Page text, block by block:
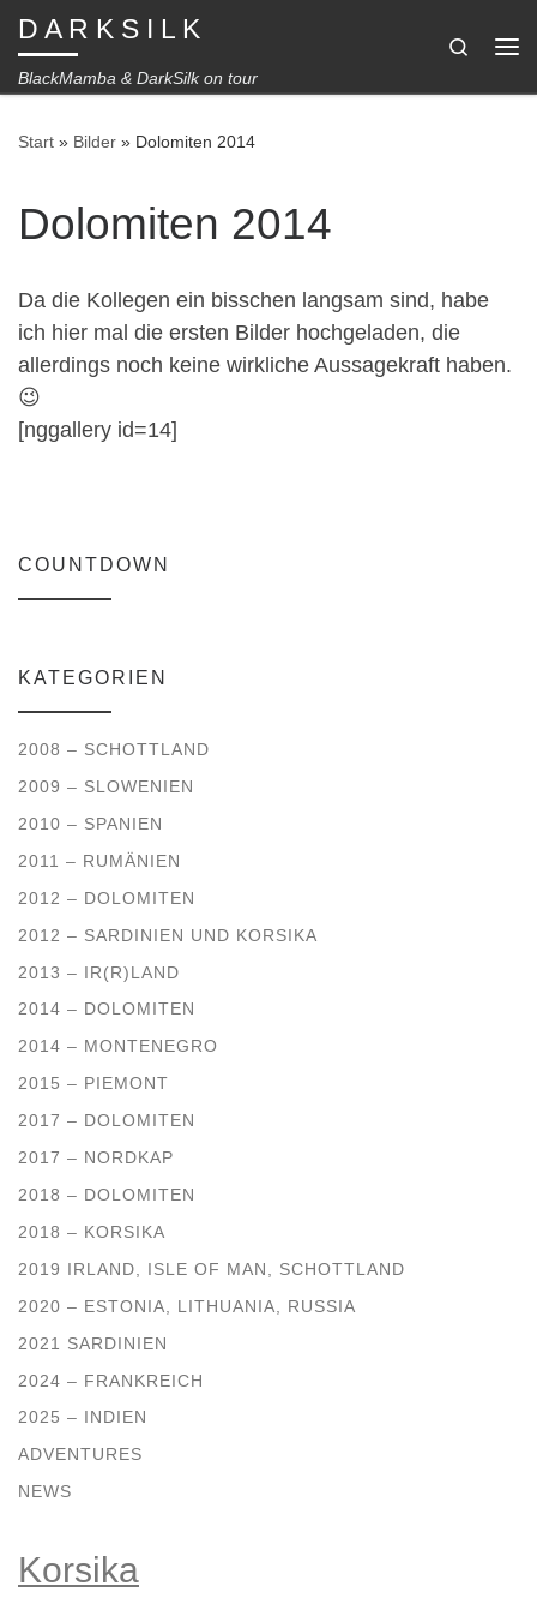
Zum Inhalt springen
D A R K S I L K
BlackMamba & DarkSilk on tour
Search
Start » Bilder » Dolomiten 2014
Dolomiten 2014
Da die Kollegen ein bisschen langsam sind, habe
ich hier mal die ersten Bilder hochgeladen, die
allerdings noch keine wirkliche Aussagekraft haben.
😉
[nggallery id=14]
COUNTDOWN
KATEGORIEN
2008 – SCHOTTLAND
2009 – SLOWENIEN
2010 – SPANIEN
2011 – RUMÄNIEN
2012 – DOLOMITEN
2012 – SARDINIEN UND KORSIKA
2013 – IR(R)LAND
2014 – DOLOMITEN
2014 – MONTENEGRO
2015 – PIEMONT
2017 – DOLOMITEN
2017 – NORDKAP
2018 – DOLOMITEN
2018 – KORSIKA
2019 IRLAND, ISLE OF MAN, SCHOTTLAND
2020 – ESTONIA, LITHUANIA, RUSSIA
2021 SARDINIEN
2024 – FRANKREICH
2025 – INDIEN
ADVENTURES
NEWS
Korsika